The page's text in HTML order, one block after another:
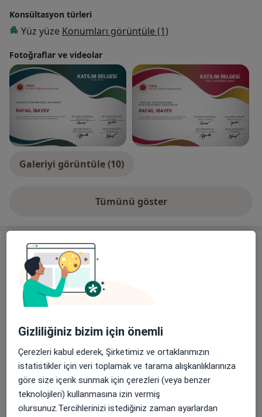
Konsültasyon türleri
Yüz yüze Konumları görüntüle (1)
Fotoğraflar ve videolar
Galeriyi görüntüle (10)
Tümünü gösterdeneyim hakkında
Hizmetler
Başlıca Hizmetler
Genel Cerrahi Randevusu
Alemdağ Cad. Sezer Sk. No:3-5 Ümraniye - İstanbul,
Diğer Hizmetler
Abdominal Laparoskopi
Adrenal Cerrahisi
Gizliliğiniz bizim için önemli
Çerezleri kabul ederek, Şirketimiz ve ortaklarımızın
istatistikler için veri toplamak ve tarama alışkanlıklarınıza
göre size içerik sunmak için çerezleri (veya benzer
teknolojileri) kullanmasına izin vermiş
olursunuz.Tercihlerinizi istediğiniz zaman ayarlardan